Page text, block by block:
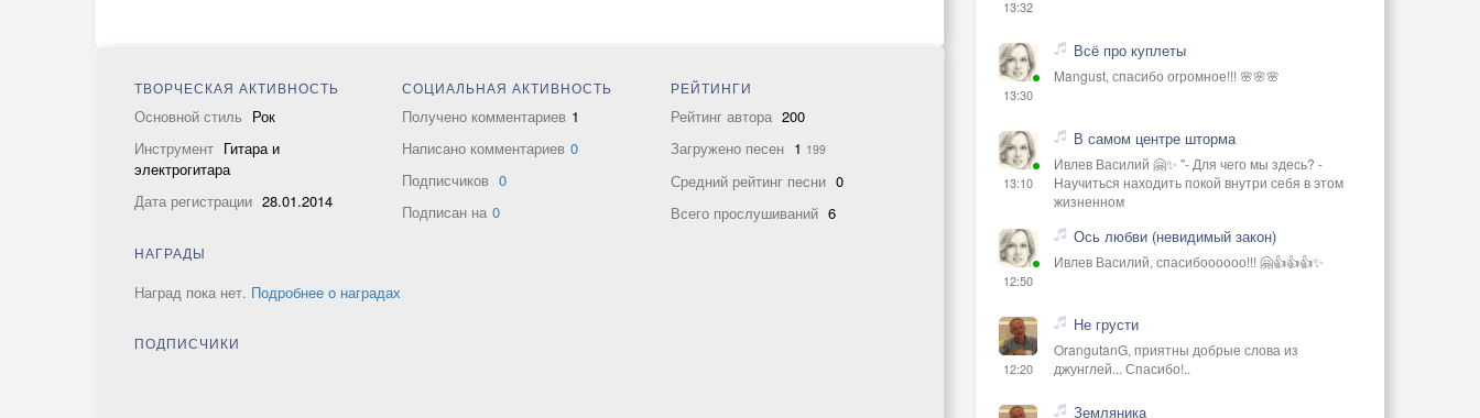
ТВОРЧЕСКАЯ АКТИВНОСТЬ
Основной стиль Рок
Инструмент Гитара и
электрогитара
Дата регистрации 28.01.2014
СОЦИАЛЬНАЯ АКТИВНОСТЬ
Получено комментариев 1
Написано комментариев 0
Подписчиков 0
Подписан на 0
РЕЙТИНГИ
Рейтинг автора 200
Загружено песен 1 199
Средний рейтинг песни 0
Всего прослушиваний 6
НАГРАДЫ
Наград пока нет. Подробнее о наградах
ПОДПИСЧИКИ
13:32
13:30
Всё про куплеты
Mangust, спасибо огромное!!! 🌸🌸🌸
13:10
В самом центре шторма
Ивлев Василий 🤗✨ "- Для чего мы здесь? -
Научиться находить покой внутри себя в этом
жизненном
12:50
Ось любви (невидимый закон)
Ивлев Василий, спасибоооооо!!! 🤗👍👍👍✨
12:20
Не грусти
OrangutanG, приятны добрые слова из
джунглей... Спасибо!..
Земляника